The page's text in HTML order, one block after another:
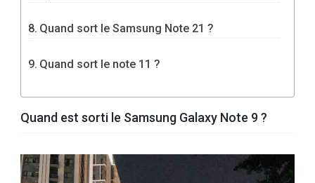
Quand sort le Samsung Note 21 ?
Quand sort le note 11 ?
Quand est sorti le Samsung Galaxy Note 9 ?